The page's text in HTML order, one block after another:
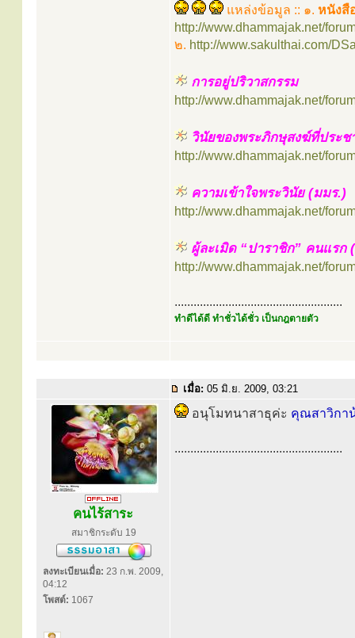
แหล่งข้อมูล :: ๑. หนังสื
http://www.dhammajak.net/
๒. http://www.sakulthai.com/
การอยู่ปริวาสกรรม
http://www.dhammajak.net/
วินัยของพระภิกษุสงฆ์ที่ประช
http://www.dhammajak.net/
ความเข้าใจพระวินัย (มมร.)
http://www.dhammajak.net/
ผู้ละเมิด “ปาราชิก” คนแรก
http://www.dhammajak.net/
.....................................................
ทำดีได้ดี ทำชั่วได้ชั่ว เป็นกฎตายตัว
เมื่อ: 05 มิ.ย. 2009, 03:21
คนไร้สาระ
สมาชิกระดับ 19
ลงทะเบียนเมื่อ: 23 ก.พ. 2009,
04:12
โพสต์: 1067
อนุโมทนาสาธุค่ะ คุณสาวิกา
.....................................................